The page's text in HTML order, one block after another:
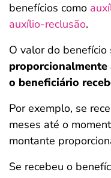
benefícios como
auxílio-reclusão.
O valor do benefício
proporcionalmente
o beneficiário
Por exemplo, se
meses até o
montante
Se recebeu o